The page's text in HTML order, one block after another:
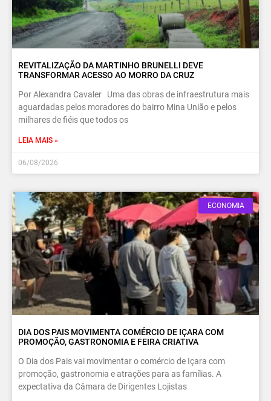
REVITALIZAÇÃO DA MARTINHO BRUNELLI DEVE
TRANSFORMAR ACESSO AO MORRO DA CRUZ
Por Alexandra Cavaler Uma das obras de infraestrutura mais
aguardadas pelos moradores do bairro Mina União e pelos
milhares de fiéis que todos os
LEIA MAIS »
06/08/2026
ECONOMIA
DIA DOS PAIS MOVIMENTA COMÉRCIO DE IÇARA COM
PROMOÇÃO, GASTRONOMIA E FEIRA CRIATIVA
O Dia dos Pais vai movimentar o comércio de Içara com
promoção, gastronomia e atrações para as famílias. A
expectativa da Câmara de Dirigentes Lojistas